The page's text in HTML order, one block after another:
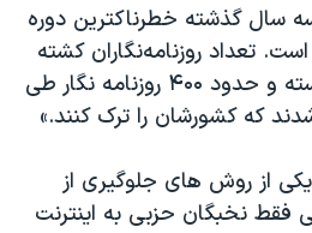
سه سال گذشته خطرناکترین دوره
است. تعداد روزنامه‌نگاران کشته
شده و زندانی رکورد شکسته و حدود ۴۰۰ روزنامه نگار طی
که کشورشان را ترک کنند.»
از روش های جلوگیری از
فقط نخبگان حزبی به اینترنت